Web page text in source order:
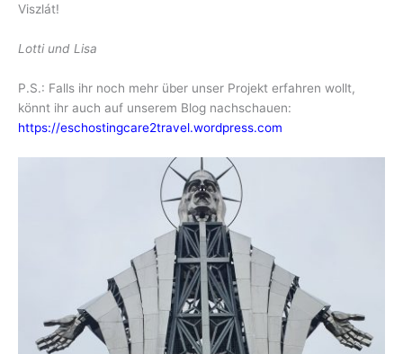
Viszlát!
Lotti und Lisa
P.S.: Falls ihr noch mehr über unser Projekt erfahren wollt,
könnt ihr auch auf unserem Blog nachschauen:
https://eschostingcare2travel.wordpress.com